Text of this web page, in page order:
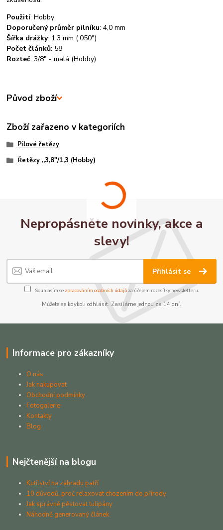
Použití:Hobby
Doporučený průměr pilníku:4,0 mm
Šířka drážky: 1,3 mm (.050")
Počet článků: 58
Rozteč:3/8" - malá (Hobby)
Původ zboží
Zboží zařazeno v kategoriích
Pilové řetězy
Řetězy ,,3,8"/1,3 (Hobby)
Nepropásněte novinky, akce a
slevy!
Přihlásit se
Souhlasím se zpracováním osobních údajůza účelem rozesílky newsletteru.
Můžete se kdykoli odhlásit. Zasíláme jednou za 14 dní.
Informace pro zákazníky
O nás
Jak nakupovat
Obchodní podmínky
Fotogalerie
Kontakty
Blog
Nejčtenější na blogu
Kutilství na zahradu patří
10 důvodů, proč relaxovat chozením do přírody
Jak správně pěstovat tulipány
Náhodně generovaný článek